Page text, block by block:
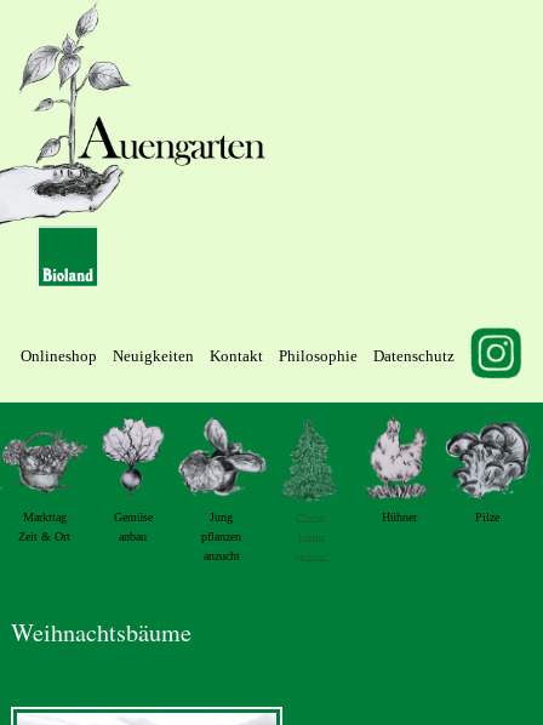
Onlineshop Neuigkeiten Kontakt Philosophie Datenschutz
Markttag
Zeit & Ort
Gemüse
anbau
Jung
pflanzen
anzucht
Christ
baum
verkauf
Hühner Pilze
Weihnachtsbäume